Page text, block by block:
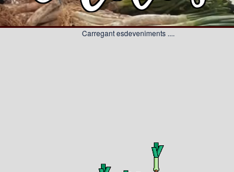
Carregant esdeveniments ....